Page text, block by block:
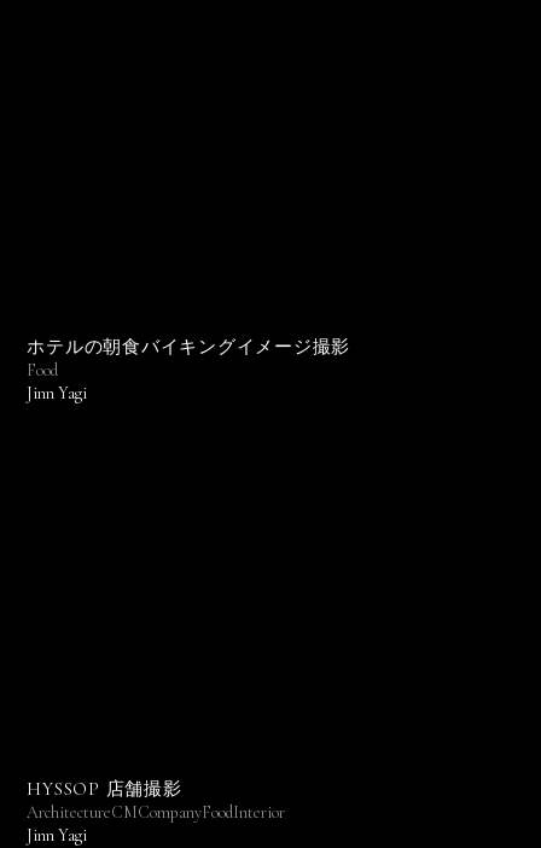
ホテルの朝食バイキングイメージ撮影
Food
Jinn Yagi
HYSSOP 店舗撮影
ArchitectureCMCompanyFoodInterior
Jinn Yagi